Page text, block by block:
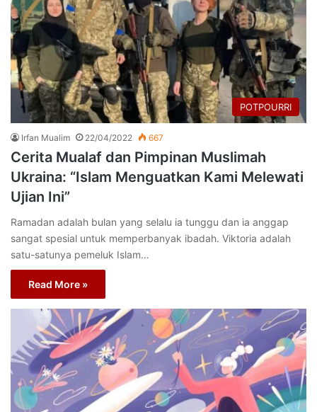
POTPOURRI
Irfan Mualim 22/04/2022 667
Cerita Mualaf dan Pimpinan Muslimah
Ukraina: “Islam Menguatkan Kami Melewati
Ujian Ini”
Ramadan adalah bulan yang selalu ia tunggu dan ia anggap
sangat spesial untuk memperbanyak ibadah. Viktoria adalah
satu-satunya pemeluk Islam…
Read More »